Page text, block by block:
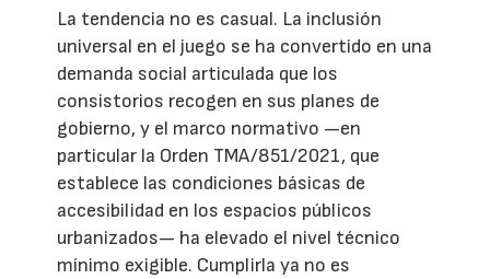
La tendencia no es casual. La inclusión
universal en el juego se ha convertido en una
demanda social articulada que los
consistorios recogen en sus planes de
gobierno, y el marco normativo —en
particular la Orden TMA/851/2021, que
establece las condiciones básicas de
accesibilidad en los espacios públicos
urbanizados— ha elevado el nivel técnico
mínimo exigible. Cumplirla ya no es